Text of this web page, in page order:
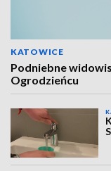
KATOWICE
Podniebne
Ogrodzieńcu